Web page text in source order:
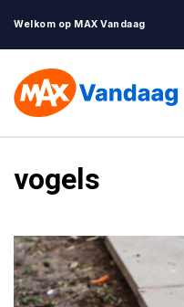
Welkom op MAX Vandaag
vogels